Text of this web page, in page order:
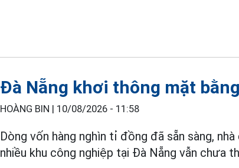
Đà Nẵng khơi thông mặt
HOÀNG BIN | 10/08/2026 - 11:58
Dòng vốn hàng nghìn tỉ đồng đã sẵn sàng,
nhiều khu công nghiệp tại Đà Nẵng vẫn chưa